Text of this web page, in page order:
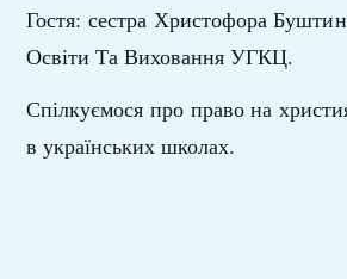
Гостя: сестра Христофора
Освіти Та Виховання УГКЦ.
Спілкуємося про право на
в українських школах.